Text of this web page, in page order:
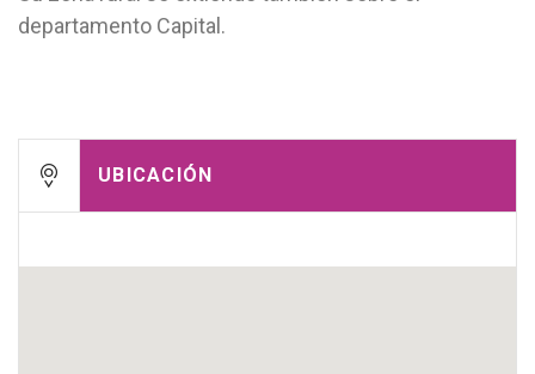
departamento Capital .
UBICACIÓN